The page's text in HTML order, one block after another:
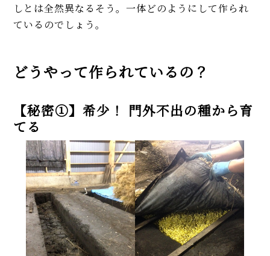
しとは全然異なるそう。一体どのようにして作られ
ているのでしょう。
どうやって作られているの？
【秘密①】希少！ 門外不出の種から育
てる